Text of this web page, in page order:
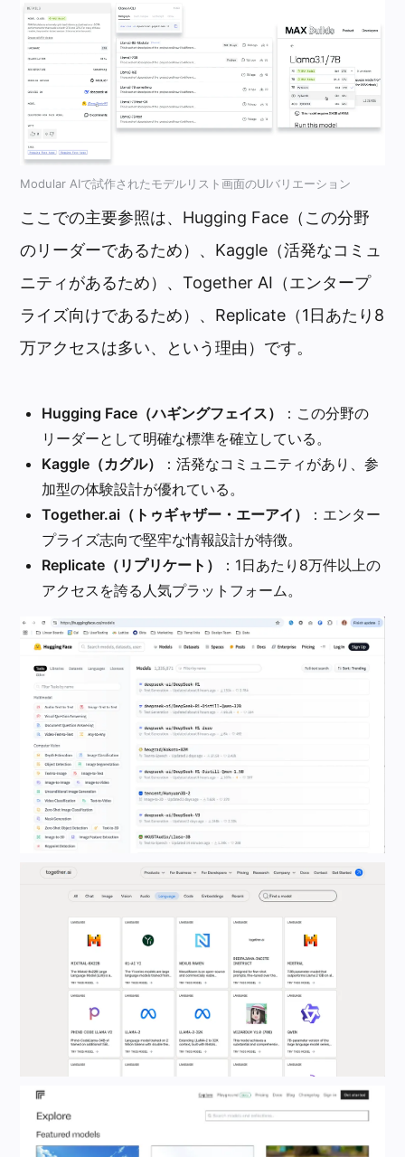
Modular AIで試作されたモデルリスト画面のUIバリエーション
ここでの主要参照は、Hugging Face（この分野
のリーダーであるため）、Kaggle（活発なコミュ
ニティがあるため）、Together AI（エンタープ
ライズ向けであるため）、Replicate（1日あたり8
万アクセスは多い、という理由）です。
Hugging Face（ハギングフェイス）
：この分野の
リーダーとして明確な標準を確立している。
Kaggle（カグル）
：活発なコミュニティがあり、参
加型の体験設計が優れている。
Together.ai（トゥギャザー・エーアイ）
：エンター
プライズ志向で堅牢な情報設計が特徴。
Replicate（リプリケート）
：1日あたり8万件以上の
アクセスを誇る人気プラットフォーム。